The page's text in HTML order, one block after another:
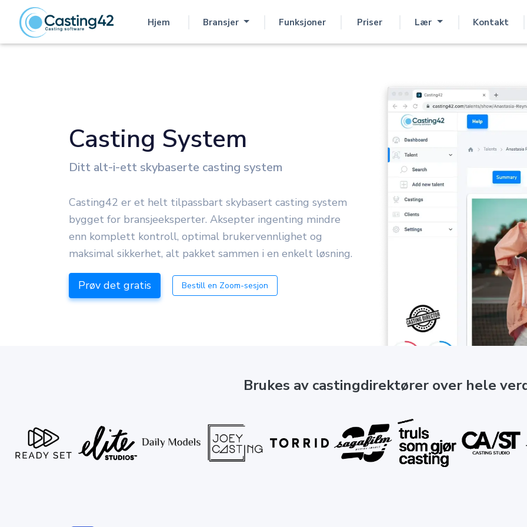
Hjem
(nåværende)
Bransjer Funksjoner Priser Lær Kontakt
Casting System
Ditt alt-i-ett skybaserte casting system
Casting42 er et helt tilpassbart skybasert casting system
bygget for bransjeeksperter. Aksepter ingenting mindre
enn komplett kontroll, optimal brukervennlighet og
maksimal sikkerhet, alt pakket sammen i en enkelt løsning.
Prøv det gratis Bestill en Zoom-sesjon
Brukes av castingdirektører over hele